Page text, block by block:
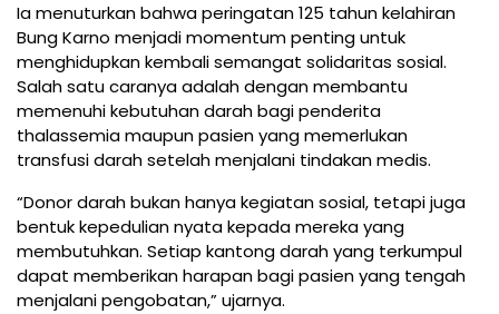
Ia menuturkan bahwa peringatan 125 tahun kelahiran
Bung Karno menjadi momentum penting untuk
menghidupkan kembali semangat solidaritas sosial.
Salah satu caranya adalah dengan membantu
memenuhi kebutuhan darah bagi penderita
thalassemia maupun pasien yang memerlukan
transfusi darah setelah menjalani tindakan medis.
“Donor darah bukan hanya kegiatan sosial, tetapi juga
bentuk kepedulian nyata kepada mereka yang
membutuhkan. Setiap kantong darah yang terkumpul
dapat memberikan harapan bagi pasien yang tengah
menjalani pengobatan,” ujarnya.